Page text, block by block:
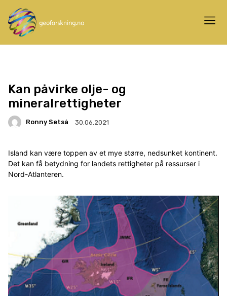
Kan påvirke olje- og
mineralrettigheter
Ronny Setså 30.06.2021
Island kan være toppen av et mye større, nedsunket kontinent.
Det kan få betydning for landets rettigheter på ressurser i
Nord-Atlanteren.